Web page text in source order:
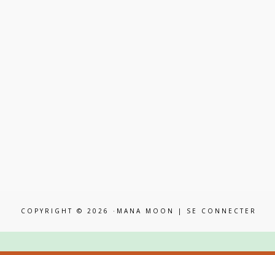
COPYRIGHT © 2026 ·MANA MOON | SE CONNECTER